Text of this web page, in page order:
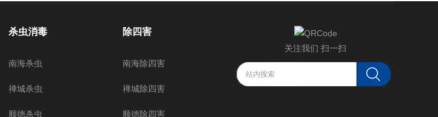
关注我们 扫一扫
杀虫消毒
南海杀虫
禅城杀虫
顺德杀虫
除四害
南海除四害
禅城除四害
顺德除四害